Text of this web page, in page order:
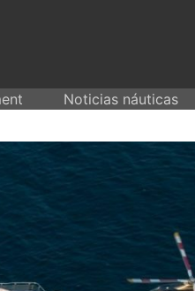
Noticias náuticas